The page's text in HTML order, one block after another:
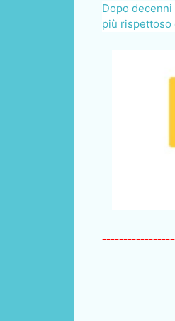
Dopo
più rispettoso